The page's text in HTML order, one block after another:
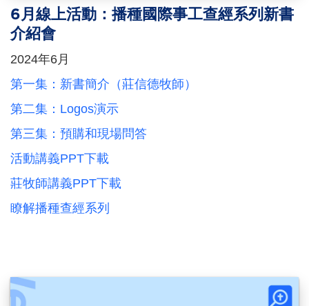
6月線上活動：播種國際事工查經系列新書
介紹會
2024年6月
第一集：新書簡介（莊信德牧師）
第二集：Logos演示
第三集：預購和現場問答
活動講義PPT下載
莊牧師講義PPT下載
瞭解播種查經系列